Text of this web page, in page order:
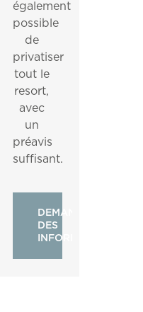
également
possible
de
privatiser
tout le
resort,
avec
un
préavis
suffisant.
DEMANDER
DES
INFORMATIONS